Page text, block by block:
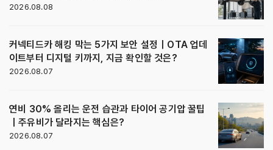
2026.08.08
커넥티드카 해킹 막는 5가지 보안 설정｜OTA 업데
이트부터 디지털 키까지, 지금 확인할 것은?
2026.08.07
연비 30% 올리는 운전 습관과 타이어 공기압 꿀팁
｜주유비가 달라지는 핵심은?
2026.08.07